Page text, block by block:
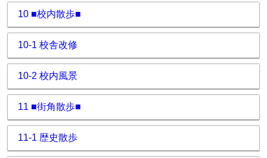
10 ■校内散歩■
10-1 校舎改修
10-2 校内風景
11 ■街角散歩■
11-1 歴史散歩